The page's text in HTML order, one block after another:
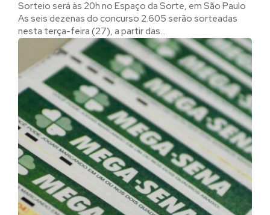
Sorteio será às 20h no Espaço da Sorte, em São Paulo
As seis dezenas do concurso 2.605 serão sorteadas
nesta terça-feira (27), a partir das...